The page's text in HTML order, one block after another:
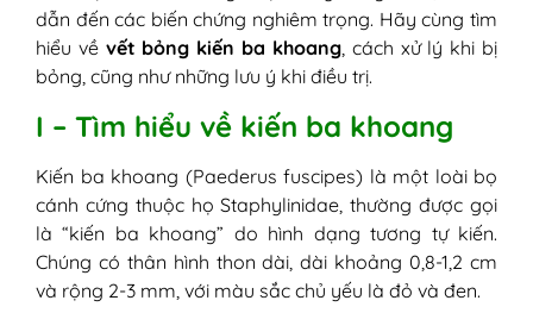
4. Kiến ba khoang bay vào cơ thể
người
5. Tiếp xúc với vết thương có chứa
6. Sự xuất hiện của kiến ba khoang
III - Các triệu chứng khi bỏng do kiến ba
khoang
IV - Vết bỏng do kiến ba khoang nguy
hiểm như thế nào?
1. Nhiễm trùng
dẫn đến các biến chứng nghiêm trọng. Hãy cùng tìm
hiểu về vết bỏng kiến ba khoang, cách xử lý khi bị
bỏng, cũng như những lưu ý khi điều trị.
I – Tìm hiểu về kiến ba khoang
Kiến ba khoang (Paederus fuscipes) là một loài bọ
cánh cứng thuộc họ Staphylinidae, thường được gọi
là “kiến ba khoang” do hình dạng tương tự kiến.
Chúng có thân hình thon dài, dài khoảng 0,8-1,2 cm
và rộng 2-3 mm, với màu sắc chủ yếu là đỏ và đen. ​